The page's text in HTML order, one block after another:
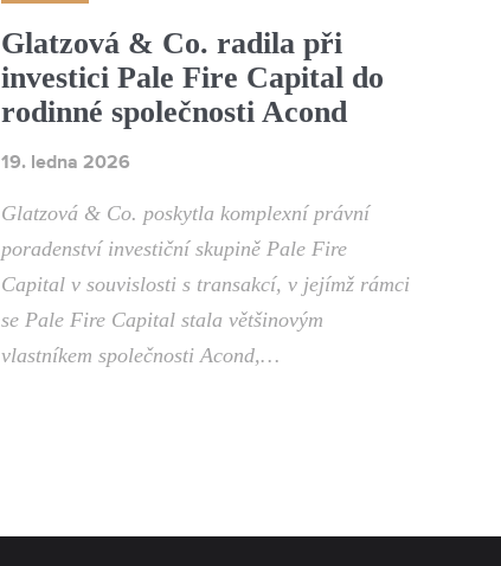
Glatzová & Co. radila při
investici Pale Fire Capital do
rodinné společnosti Acond
19. ledna 2026
Glatzová & Co. poskytla komplexní právní
poradenství investiční skupině Pale Fire
Capital v souvislosti s transakcí, v jejímž rámci
se Pale Fire Capital stala většinovým
vlastníkem společnosti Acond,…